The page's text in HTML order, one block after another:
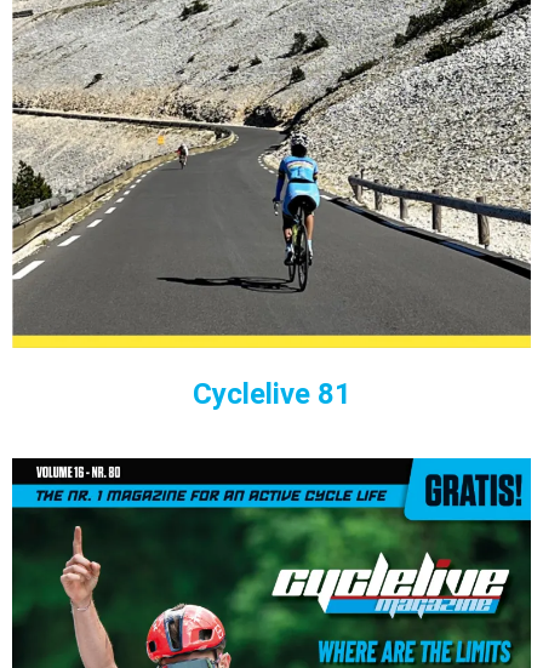
Cyclelive 81